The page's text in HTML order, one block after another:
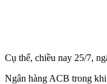
Cụ thể, chiều nay 25/7,
Ngân hàng ACB trong